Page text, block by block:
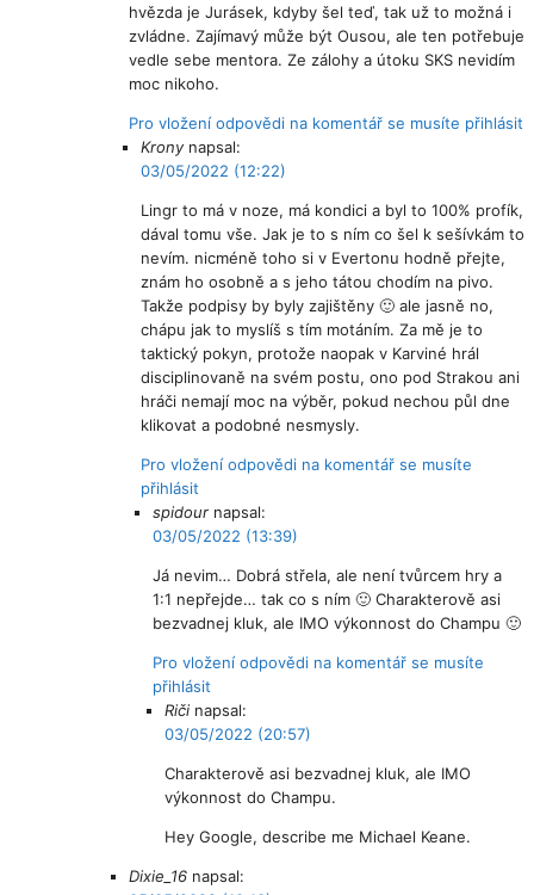
hvězda je Jurásek, kdyby šel teď, tak už to možná i
zvládne. Zajímavý může být Ousou, ale ten potřebuje
vedle sebe mentora. Ze zálohy a útoku SKS nevidím
moc nikoho.
Pro vložení odpovědi na komentář se musíte přihlásit
Krony napsal:
03/05/2022 (12:22)
Lingr to má v noze, má kondici a byl to 100% profík,
dával tomu vše. Jak je to s ním co šel k sešívkám to
nevím. nicméně toho si v Evertonu hodně přejte,
znám ho osobně a s jeho tátou chodím na pivo.
Takže podpisy by byly zajištěny 🙂 ale jasně no,
chápu jak to myslíš s tím motáním. Za mě je to
taktický pokyn, protože naopak v Karviné hrál
disciplinovaně na svém postu, ono pod Strakou ani
hráči nemají moc na výběr, pokud nechou půl dne
klikovat a podobné nesmysly.
Pro vložení odpovědi na komentář se musíte
přihlásit
spidour napsal:
03/05/2022 (13:39)
Já nevim… Dobrá střela, ale není tvůrcem hry a
1:1 nepřejde… tak co s ním 🙂 Charakterově asi
bezvadnej kluk, ale IMO výkonnost do Champu 🙂
Pro vložení odpovědi na komentář se musíte
přihlásit
Riči napsal:
03/05/2022 (20:57)
Charakterově asi bezvadnej kluk, ale IMO
výkonnost do Champu.
Hey Google, describe me Michael Keane.
Dixie_16 napsal: